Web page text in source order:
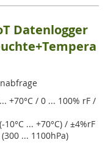
Datenlogger
+70°C / 0 ... 100% rF /
... +70°C) / ±4%rF
... 1100hPa)